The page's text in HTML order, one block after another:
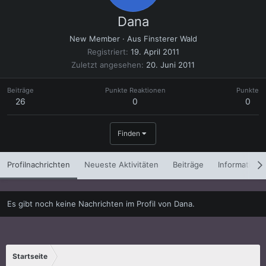
Dana
New Member · Aus Finsterer Wald
Registriert 19. April 2011
Zuletzt angesehen
20. Juni 2011
Beiträge
26
Punkte Reaktionen
0
Punkte
0
Finden
Profilnachrichten Neueste Aktivitäten Beiträge
Es gibt noch keine Nachrichten im Profil von Dana.
Startseite